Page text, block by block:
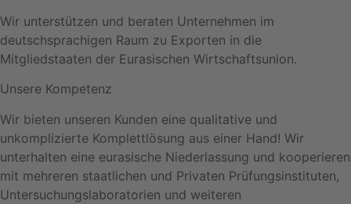
Wir unterstützen und beraten Unternehmen im
deutschsprachigen Raum zu Exporten in die
Mitgliedstaaten der Eurasischen Wirtschaftsunion.
Unsere Kompetenz
Wir bieten unseren Kunden eine qualitative und
unkomplizierte Komplettlösung aus einer Hand! Wir
unterhalten eine eurasische Niederlassung und kooperieren
mit mehreren staatlichen und Privaten Prüfungsinstituten,
Untersuchungslaboratorien und weiteren